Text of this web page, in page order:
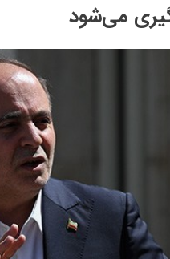
می‌شود
سفر با اتوبوس به استانبول؛